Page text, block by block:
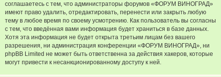
соглашаетесь с тем, что администраторы форумов «ФОРУМ ВИНОГРАД»
имеют право удалить, отредактировать, перенести или закрыть любую
тему в любое время по своему усмотрению. Как пользователь вы согласны
с тем, что введённая вами информация будет храниться в базе данных.
Хотя эта информация не будет открыта третьим лицам без вашего
разрешения, ни администрация конференции «ФОРУМ ВИНОГРАД», ни
phpBB Limited не может быть ответственна за действия хакеров, которые
могут привести к несанкционированному доступу к ней.